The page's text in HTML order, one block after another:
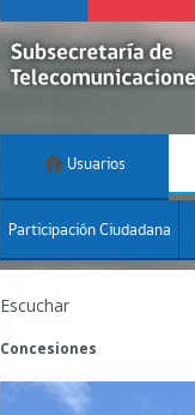
Usuarios
Participación Ciudadana
Escuchar
Concesiones